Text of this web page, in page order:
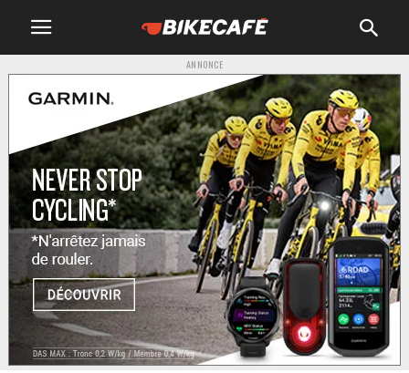
ANNONCE